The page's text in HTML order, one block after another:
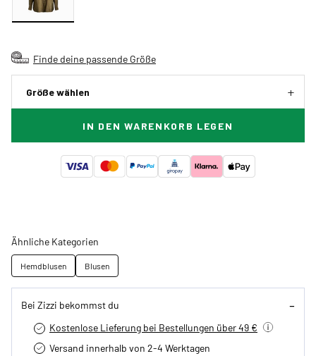
Finde deine passende Größe
Größe wählen
IN DEN WARENKORB LEGEN
Ähnliche Kategorien
Hemdblusen Blusen
Bei Zizzi bekommst du
Kostenlose Lieferung bei Bestellungen über 49 €
Versand innerhalb von 2-4 Werktagen